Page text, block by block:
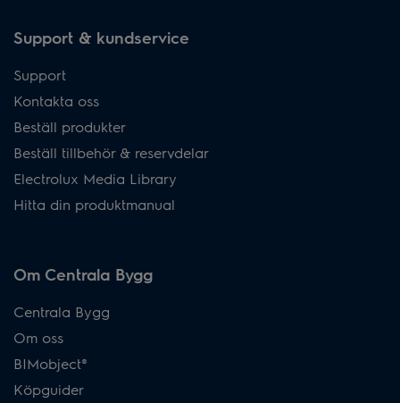
Support & kundservice
Support
Kontakta oss
Beställ produkter
Beställ tillbehör & reservdelar
Electrolux Media Library
Hitta din produktmanual
Om Centrala Bygg
Centrala Bygg
Om oss
BIMobject®
Köpguider